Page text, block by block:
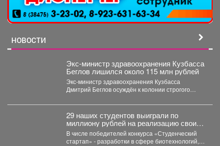
НОВОСТИ
Экс-министр здравоохранения Кузбасса
Беглов лишился около 115 млн рублей
Экс-министр здравоохранения Кузбасса
Дмитрий Беглов осуждён к колонии строгого
29 наших студентов выиграли по
миллиону рублей на реализацию своих
проектов.
В числе победителей конкурса «Студенческий
стартап» - разработки в сфере биотехнологий,